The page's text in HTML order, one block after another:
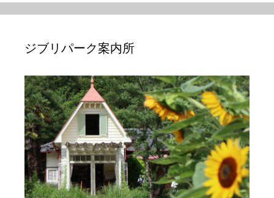
ジブリパーク案内所